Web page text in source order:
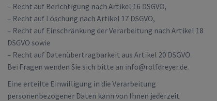
– Recht auf Berichtigung nach Artikel 16 DSGVO,
– Recht auf Löschung nach Artikel 17 DSGVO,
– Recht auf Einschränkung der Verarbeitung nach Artikel 18
DSGVO sowie
– Recht auf Datenübertragbarkeit aus Artikel 20 DSGVO.
Bei Fragen wenden Sie sich bitte an info@rolfdreyer.de.
Eine erteilte Einwilligung in die Verarbeitung
personenbezogener Daten kann von Ihnen jederzeit